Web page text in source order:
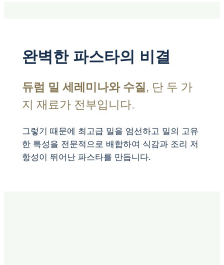
완벽한 파스타의 비결
듀럼 밀 세레미나와 수질, 단 두 가
지 재료가 전부입니다.
그렇기 때문에 최고급 밀을 엄선하고 밀의 고유
한 특성을 전문적으로 배합하여 식감과 조리 저
항성이 뛰어난 파스타를 만듭니다.